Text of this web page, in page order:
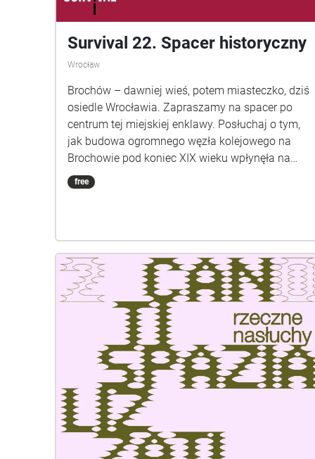
Survival 22. Spacer historyczny
Wrocław
Brochów – dawniej wieś, potem miasteczko, dziś
osiedle Wrocławia. Zapraszamy na spacer po
centrum tej miejskiej enklawy. Posłuchaj o tym,
jak budowa ogromnego węzła kolejowego na
Brochowie pod koniec XIX wieku wpłynęła na
kształt tej przestrzeni i losy jej mieszkańców.
free